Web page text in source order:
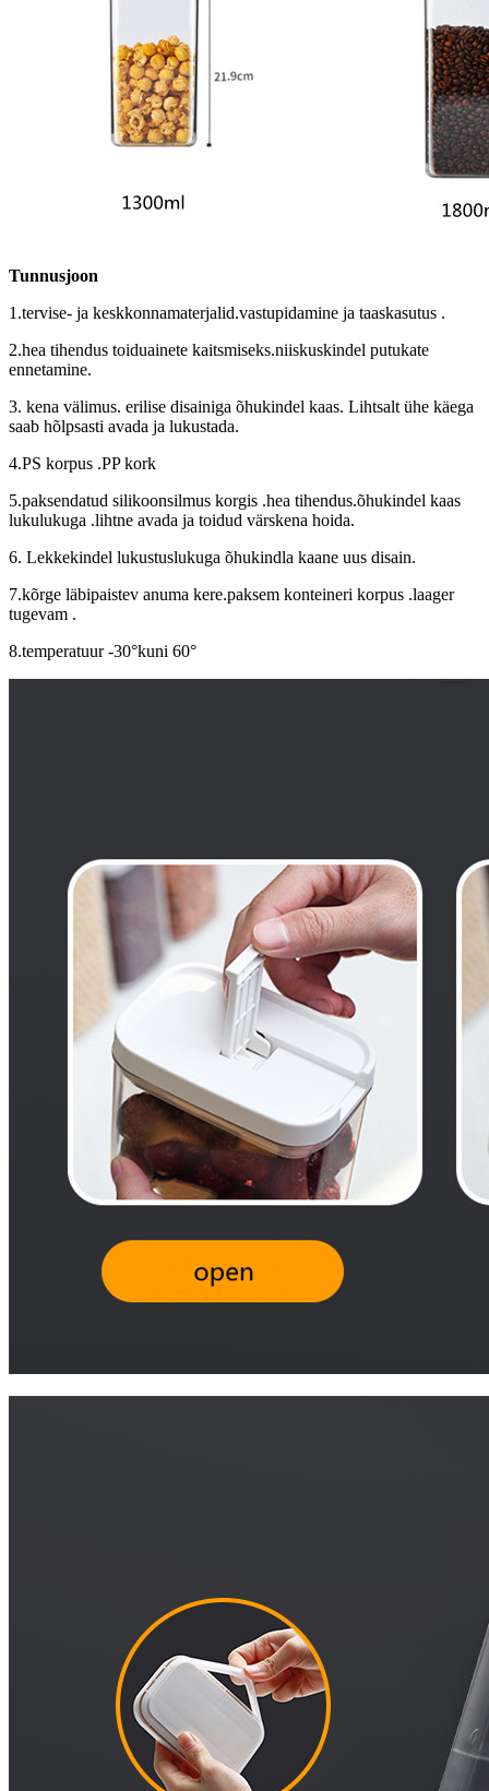
Tunnusjoon
1.tervise- ja keskkonnamaterjalid.vastupidamine ja taaskasutus .
2.hea tihendus toiduainete kaitsmiseks.niiskuskindel putukate
ennetamine.
3. kena välimus. erilise disainiga õhukindel kaas. Lihtsalt ühe käega
saab hõlpsasti avada ja lukustada.
4.PS korpus .PP kork
5.paksendatud silikoonsilmus korgis .hea tihendus.õhukindel kaas
lukulukuga .lihtne avada ja toidud värskena hoida.
6. Lekkekindel lukustuslukuga õhukindla kaane uus disain.
7.kõrge läbipaistev anuma kere.paksem konteineri korpus .laager
tugevam .
8.temperatuur -30°kuni 60°